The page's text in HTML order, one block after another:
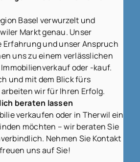
Basel verwurzelt und
Markt genau. Unser
Erfahrung und unser Anspruch
uns zu einem verlässlichen
oder -kauf.
und mit dem Blick fürs
wir für Ihren Erfolg.
beraten lassen
verkaufen oder in Therwil ein
möchten – wir beraten Sie
Nehmen Sie Kontakt
uns auf Sie!